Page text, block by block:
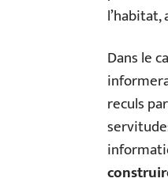
Dans le
reculs